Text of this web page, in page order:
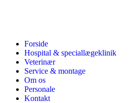
Forside
Hospital & speciallægeklinik
Veterinær
Service & montage
Om os
Personale
Kontakt